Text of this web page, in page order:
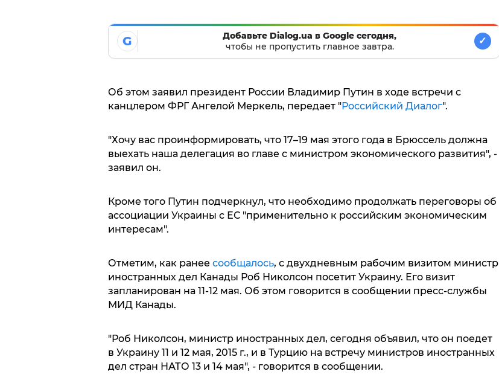
G
Добавьте Dialog.ua в Google сегодня,
чтобы не пропустить главное завтра.
✓
Об этом заявил президент России Владимир Путин в ходе встречи с
канцлером ФРГ Ангелой Меркель, передает "Российский Диалог".
"Хочу вас проинформировать, что 17–19 мая этого года в Брюссель должна
выехать наша делегация во главе с министром экономического развития", -
заявил он.
Кроме того Путин подчеркнул, что необходимо продолжать переговоры об
ассоциации Украины с ЕС "применительно к российским экономическим
интересам".
Отметим, как ранее сообщалось, с двухдневным рабочим визитом министр
иностранных дел Канады Роб Николсон посетит Украину. Его визит
запланирован на 11-12 мая. Об этом говорится в сообщении пресс-службы
МИД Канады.
"Роб Николсон, министр иностранных дел, сегодня объявил, что он поедет
в Украину 11 и 12 мая, 2015 г., и в Турцию на встречу министров иностранных
дел стран НАТО 13 и 14 мая", - говорится в сообщении.